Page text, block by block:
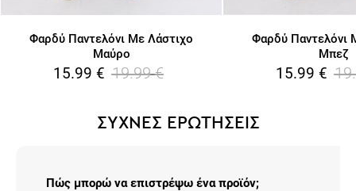
Φαρδύ Παντελόνι Με Λάστιχο
Μαύρο
15.99 € 19.99 €
Φαρδύ Παντελόνι
Μπεζ
15.99 €
ΣΥΧΝΕΣ ΕΡΩΤΗΣΕΙΣ
Πώς μπορώ να επιστρέψω ένα προϊόν;